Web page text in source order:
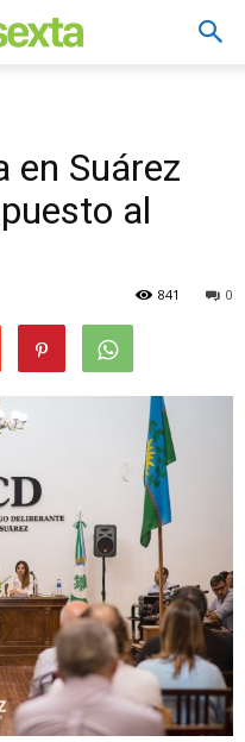
en Suárez
al
0
841